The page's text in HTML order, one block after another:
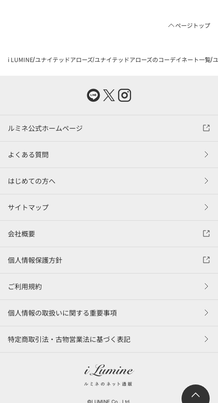
ページトップ
i LUMINE ユナイテッドアローズ ユナイテッドアローズのコーデイネート一覧
ルミネ公式ホームページ
よくある質問
はじめての方へ
サイトマップ
会社概要
個人情報保護方針
ご利用規約
個人情報の取扱いに関する重要事項
特定商取引法・古物営業法に基づく表記
©LUMINE Co., Ltd.